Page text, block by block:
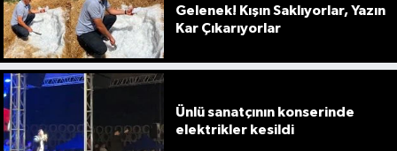
Gelenek! Kışın Saklıyorlar, Yazın
Kar Çıkarıyorlar
Ünlü sanatçının konserinde
elektrikler kesildi